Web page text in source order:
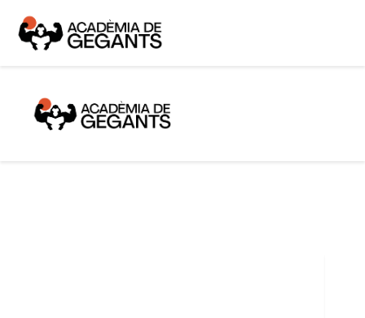
Alpargata Basquet
Tecnicamp
Alpargata Futbol
Gegants Camp